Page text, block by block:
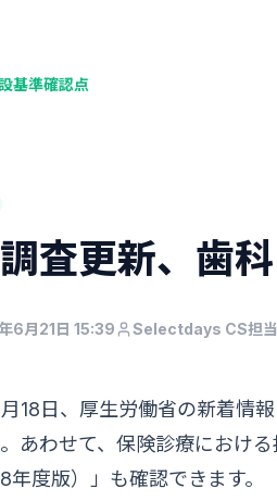
基準確認点
査更新、歯
6月21日 15:39 Selectdays CS担
18日、厚生労働省の新着情
あわせて、保険診療におけ
年度版）」も確認できます。